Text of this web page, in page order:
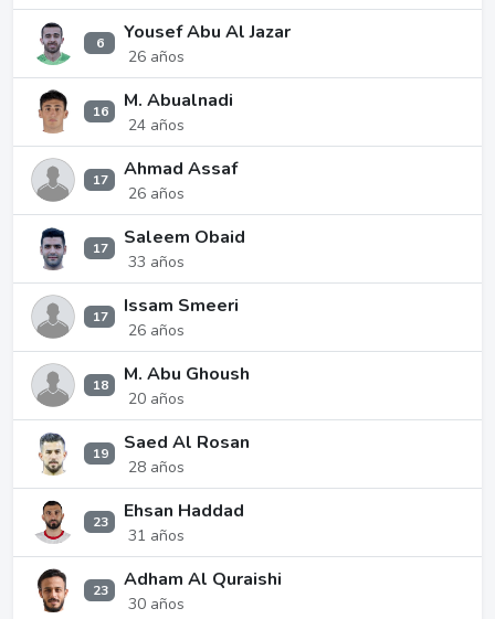
6 Yousef Abu Al Jazar
26 años
16 M. Abualnadi
24 años
17 Ahmad Assaf
26 años
17 Saleem Obaid
33 años
17 Issam Smeeri
26 años
18 M. Abu Ghoush
20 años
19 Saed Al Rosan
28 años
23 Ehsan Haddad
31 años
23 Adham Al Quraishi
30 años